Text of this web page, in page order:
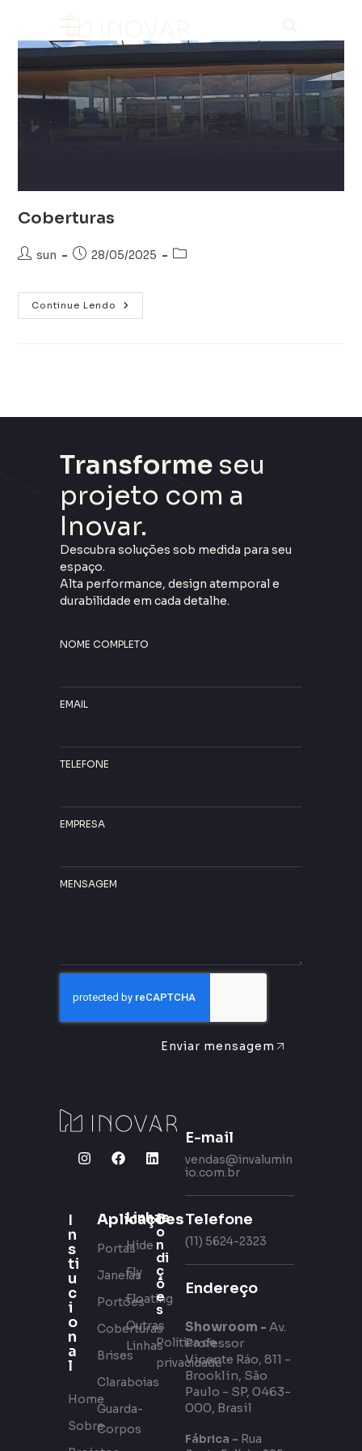
Coberturas
sun 28/05/2025
Continue Lendo
Transforme seu
projeto com a
Inovar.
Descubra soluções sob medida para seu
espaço.
Alta performance, design atemporal e
durabilidade em cada detalhe.
NOME COMPLETO
EMAIL
TELEFONE
EMPRESA
MENSAGEM
Enviar mensagem
I
n
s
ti
u
c
i
o
n
a
l
Home
Sobre
Aplicações
Portas
Janelas
Portões
Coberturas
Brises
Claraboias
Guarda-
Corpos
Linhas
Hide
Fly
Floating
Outras
Linhas
C
o
n
di
ç
õ
e
s
Política de
privacidade
E-mail
vendas@invalumin
io.com.br
Telefone
(11) 5624-2323
Endereço
Showroom - Av.
Professor
Vicente Ráo, 811 -
Brooklin, São
Paulo - SP, 0463-
000, Brasil
Fábrica - Rua